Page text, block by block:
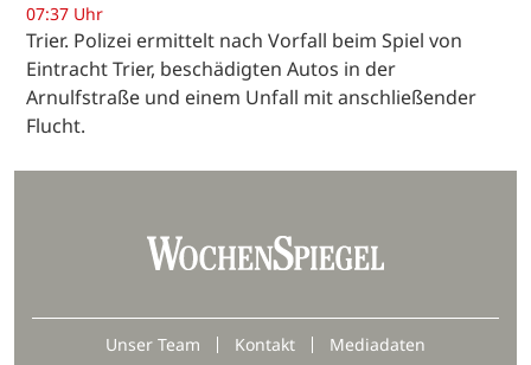
07:37 Uhr
Trier. Polizei ermittelt nach Vorfall beim Spiel von
Eintracht Trier, beschädigten Autos in der
Arnulfstraße und einem Unfall mit anschließender
Flucht.
Unser Team Kontakt Mediadaten